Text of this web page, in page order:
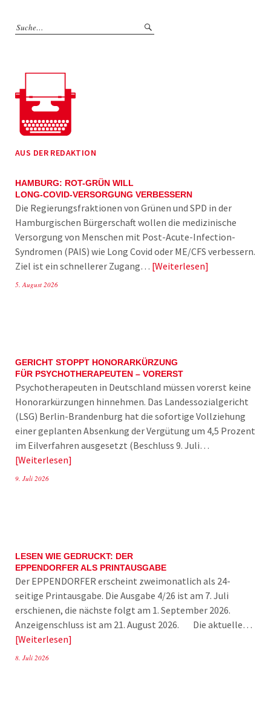
AUS DER REDAKTION
HAMBURG: ROT-GRÜN WILL
LONG-COVID-VERSORGUNG VERBESSERN
Die Regierungsfraktionen von Grünen und SPD in der
Hamburgischen Bürgerschaft wollen die medizinische
Versorgung von Menschen mit Post-Acute-Infection-
Syndromen (PAIS) wie Long Covid oder ME/CFS verbessern.
Ziel ist ein schnellerer Zugang… Weiterlesen
5. August 2026
GERICHT STOPPT HONORARKÜRZUNG
FÜR PSYCHOTHERAPEUTEN – VORERST
Psychotherapeuten in Deutschland müssen vorerst keine
Honorarkürzungen hinnehmen. Das Landessozialgericht
(LSG) Berlin-Brandenburg hat die sofortige Vollziehung
einer geplanten Absenkung der Vergütung um 4,5 Prozent
im Eilverfahren ausgesetzt (Beschluss 9. Juli…
Weiterlesen
9. Juli 2026
LESEN WIE GEDRUCKT: DER
EPPENDORFER ALS PRINTAUSGABE
Der EPPENDORFER erscheint zweimonatlich als 24-
seitige Printausgabe. Die Ausgabe 4/26 ist am 7. Juli
erschienen, die nächste folgt am 1. September 2026.
Anzeigenschluss ist am 21. August 2026. Die aktuelle…
Weiterlesen
8. Juli 2026